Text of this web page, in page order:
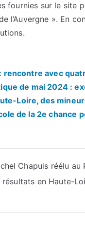
fournies sur le
l’Auvergne ». En
avec
de mai 2024 :
Loire, des
de la 2e
Chapuis réélu au
en Haute-